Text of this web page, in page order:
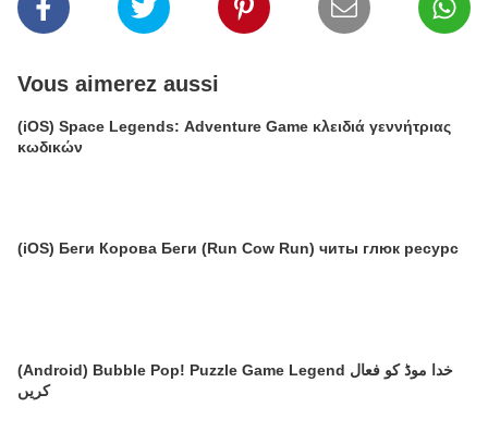
Vous aimerez aussi
(iOS) Space Legends: Adventure Game κλειδιά γεννήτριας
κωδικών
(iOS) Беги Корова Беги (Run Cow Run) читы глюк ресурс
(Android) Bubble Pop! Puzzle Game Legend خدا موڈ کو فعال
کریں